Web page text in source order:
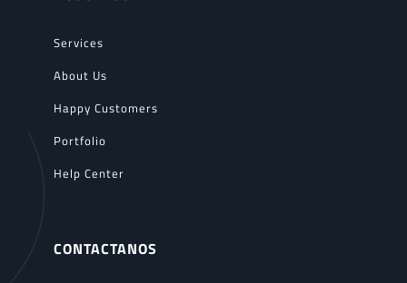
Services
About Us
Happy Customers
Portfolio
Help Center
CONTACTANOS